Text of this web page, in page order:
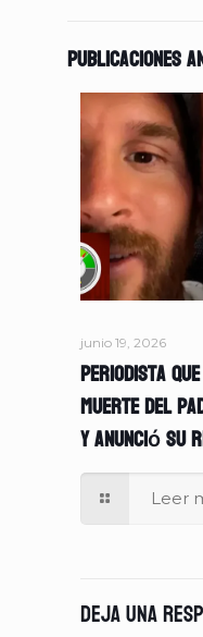
Publicaciones
junio 19, 2026
Periodista
muerte del
y anunció su
Leer
Deja una